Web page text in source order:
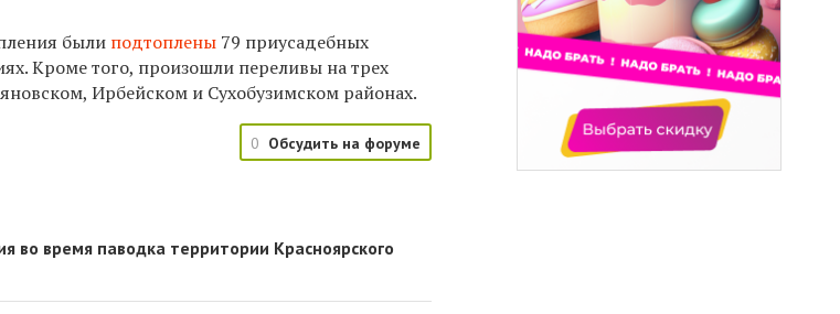
были подтоплены 79 приусадебных
Кроме того, произошли переливы на трех
Ирбейском и Сухобузимском районах.
0 Обсудить на форуме
во время паводка территории Красноярского